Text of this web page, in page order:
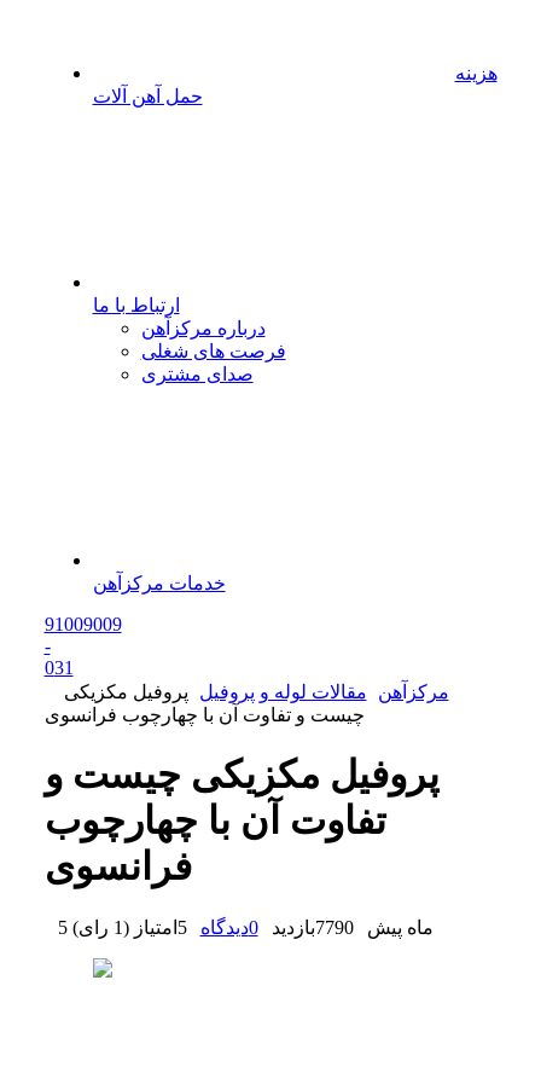
هزینه
حمل آهن آلات
ارتباط با ما
درباره مرکزآهن
فرصت های شغلی
صدای مشتری
خدمات مرکزآهن
91009009
-
031
مرکزآهن
مقالات لوله و پروفیل
پروفیل مکزیکی
چیست و تفاوت آن با چهارچوب فرانسوی
پروفیل مکزیکی چیست و
تفاوت آن با چهارچوب
فرانسوی
5 ماه پیش 7790بازدید 0دیدگاه 5 امتیاز (1 رای )